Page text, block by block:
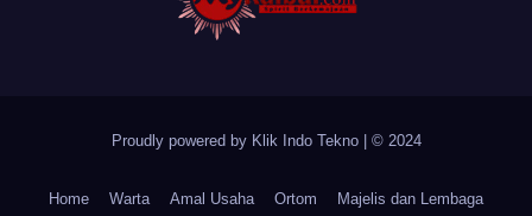
Proudly powered by Klik Indo Tekno © 2024
Home Warta Amal Usaha Ortom Majelis dan Lembaga